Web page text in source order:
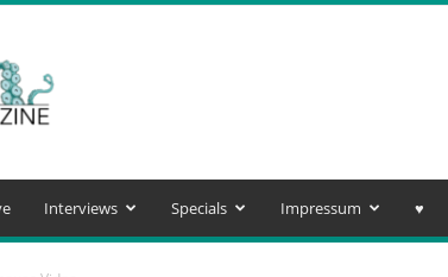
Interviews Specials Impressum ♥️